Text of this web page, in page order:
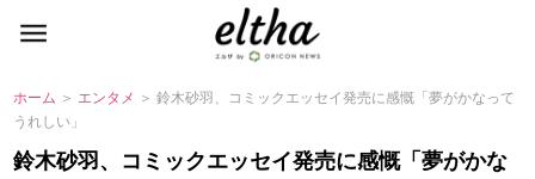
ホーム ＞ エンタメ ＞ 鈴木砂羽、コミックエッセイ発売に感慨「夢がかなって
うれしい」
鈴木砂羽、コミックエッセイ発売に感慨「夢がかな